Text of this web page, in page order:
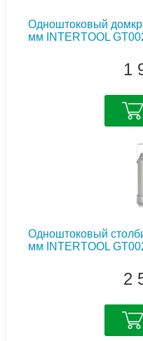
Одноштоковый
мм INTERTOOL
1
Одноштоковый
мм INTERTOOL
2